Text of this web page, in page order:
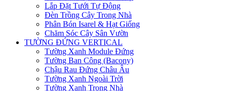
Lắp Đặt Tưới Tự Động
Đèn Trồng Cây Trong Nhà
Phân Bón Isarel & Hạt Giống
Chăm Sóc Cây Sân Vườn
TƯỜNG ĐỨNG VERTICAL
Tường Xanh Module Đứng
Tường Ban Công (Bacony)
Chậu Rau Đứng Châu Âu
Tường Xanh Ngoài Trời
Tường Xanh Trong Nhà